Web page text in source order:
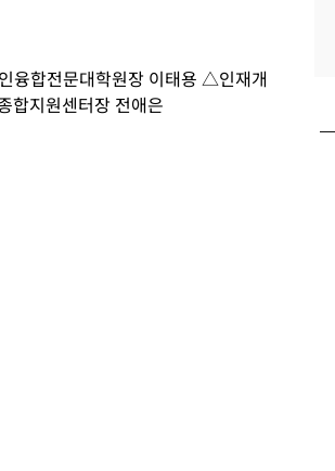
합전문대학원장 이태용 △인재개
지원센터장 전애은